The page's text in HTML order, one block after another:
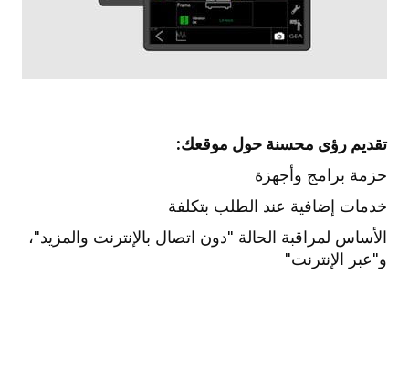
تقديم رؤى محسنة حول موقعك:
حزمة برامج وأجهزة
خدمات إضافية عند الطلب بتكلفة
الأساس لمراقبة الحالة "دون اتصال بالإنترنت والمزيد"،
و"عبر الإنترنت"